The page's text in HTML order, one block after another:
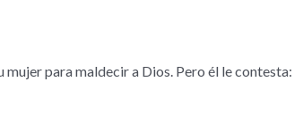
para maldecir a Dios. Pero él le contesta: